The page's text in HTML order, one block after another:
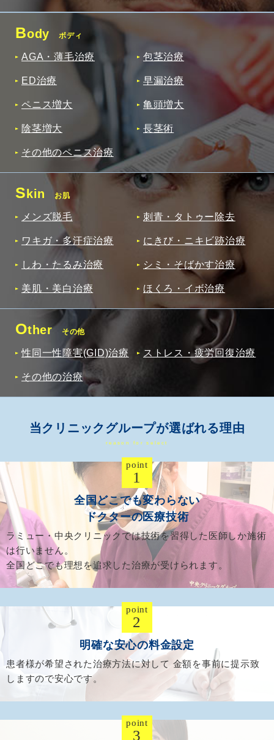
Body ボディ
AGA・薄毛治療 包茎治療
ED治療 早漏治療
ペニス増大 亀頭増大
陰茎増大 長茎術
その他のペニス治療
S kin お肌
メンズ脱毛 刺青・タトゥー除去
ワキガ・多汗症治療 にきび・ニキビ跡治療
しわ・たるみ治療 シミ・そばかす治療
美肌・美白治療 ほくろ・イボ治療
Other その他
性同一性障害(GID)治療 ストレス・疲労回復治療
その他の治療
当クリニックグループが選ばれる理由
reason for select
point
1
全国どこでも変わらない
ドクターの医療技術
ラミュー・中央クリニックでは技術を習得した 医師しか施術
は行いません。
全国どこでも理想を追求した治療が受けられます。
point
2
明確な安心の料金設定
患者様が希望された治療方法に対して 金額を事前に提示致
しますので安心です。
point
3